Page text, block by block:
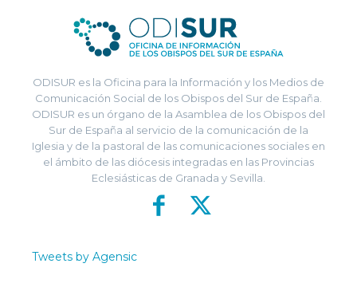
ODISUR es la Oficina para la Información y los Medios de
Comunicación Social de los Obispos del Sur de España.
ODISUR es un órgano de la Asamblea de los Obispos del
Sur de España al servicio de la comunicación de la
Iglesia y de la pastoral de las comunicaciones sociales en
el ámbito de las diócesis integradas en las Provincias
Eclesiásticas de Granada y Sevilla.
Tweets by Agensic